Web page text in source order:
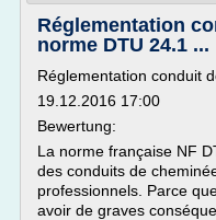
Réglementation
norme DTU 24.1 ...
Réglementation conduit
19.12.2016 17:00
Bewertung:
La norme française NF
des conduits de
professionnels. Parce
avoir de graves